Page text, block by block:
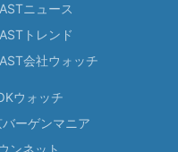
ニュース
トレンド
会社ウォッチ
ウォッチ
ーゲンマニア
ンネット